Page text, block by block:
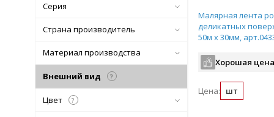
Малярная лента
деликатных
50м х 30мм,
Хорошая
Цена: шт
Серия
Страна производитель
Материал производства
Внешний вид ?
Цвет ?